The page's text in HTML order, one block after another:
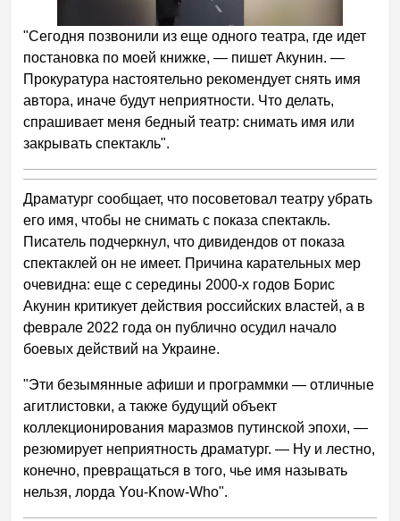
"Сегодня позвонили из еще одного театра, где идет
постановка по моей книжке, — пишет Акунин. —
Прокуратура настоятельно рекомендует снять имя
автора, иначе будут неприятности. Что делать,
спрашивает меня бедный театр: снимать имя или
закрывать спектакль".
Драматург сообщает, что посоветовал театру убрать
его имя, чтобы не снимать с показа спектакль.
Писатель подчеркнул, что дивидендов от показа
спектаклей он не имеет. Причина карательных мер
очевидна: еще с середины 2000-х годов Борис
Акунин критикует действия российских властей, а в
феврале 2022 года он публично осудил начало
боевых действий на Украине.
"Эти безымянные афиши и программки — отличные
агитлистовки, а также будущий объект
коллекционирования маразмов путинской эпохи, —
резюмирует неприятность драматург. — Ну и лестно,
конечно, превращаться в того, чье имя называть
нельзя, лорда You-Know-Who".